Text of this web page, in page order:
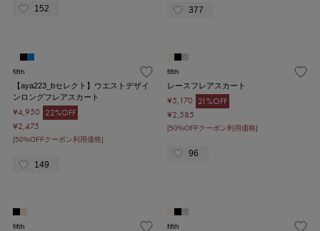
152 377
fifth
【aya223_bセレクト】ウエストデザイ
ンロングフレアスカート
¥4,950 22%OFF
¥2,475
[50%OFFクーポン利用価格]
149
fifth
レースフレアスカート
¥5,170 21%OFF
¥2,585
[50%OFFクーポン利用価格]
96
fifth fifth